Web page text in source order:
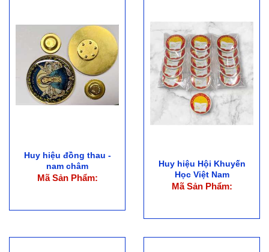
Huy hiệu đồng thau -
nam châm
Mã Sản Phẩm:
Huy hiệu Hội Khuyến
Học Việt Nam
Mã Sản Phẩm: